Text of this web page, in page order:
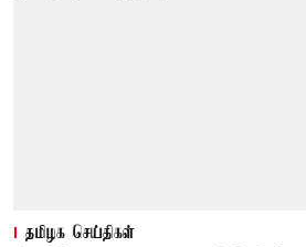
தமிழக செய்திகள்